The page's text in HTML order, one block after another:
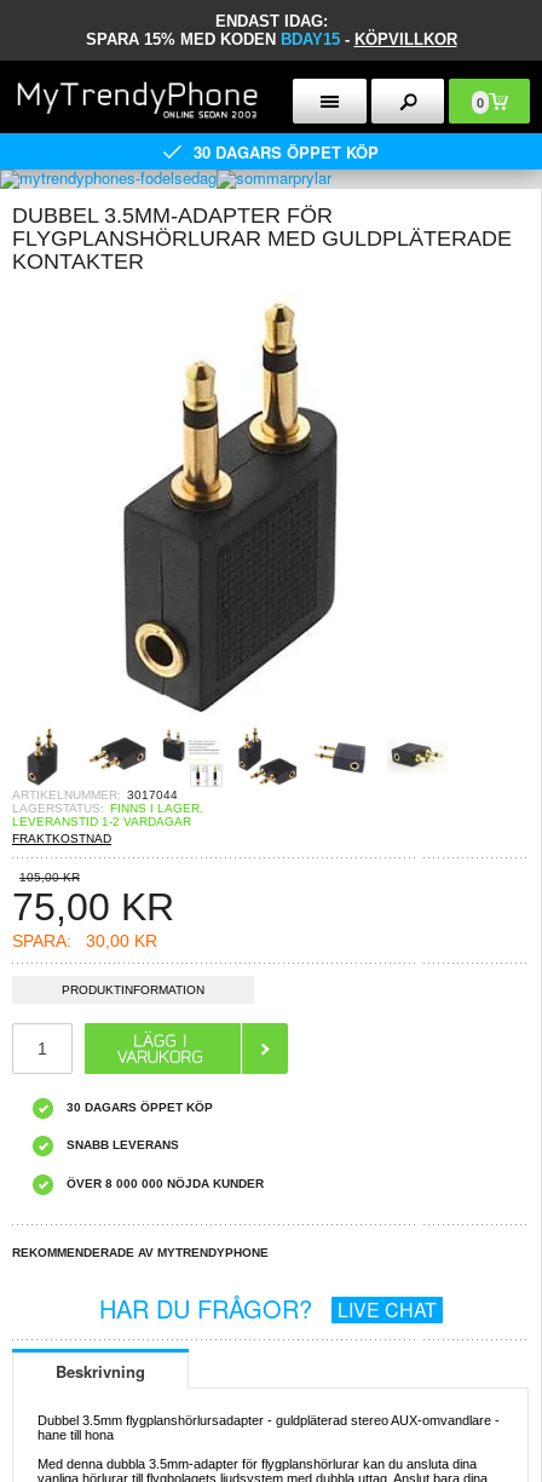
ENDAST IDAG:
SPARA 15% MED KODEN BDAY15 - KÖPVILLKOR
0
30 DAGARS ÖPPET KÖP
DUBBEL 3.5MM-ADAPTER FÖR
FLYGPLANSHÖRLURAR MED GULDPLÄTERADE
KONTAKTER
ARTIKELNUMMER: 3017044
LAGERSTATUS: FINNS I LAGER.
LEVERANSTID 1-2 VARDAGAR
FRAKTKOSTNAD
105,00 KR
75,00 KR
SPARA: 30,00 KR
PRODUKTINFORMATION
30 DAGARS ÖPPET KÖP
SNABB LEVERANS
ÖVER 8 000 000 NÖJDA KUNDER
REKOMMENDERADE AV MYTRENDYPHONE
HAR DU FRÅGOR? LIVE CHAT
Beskrivning
Dubbel 3.5mm flygplanshörlursadapter - guldpläterad stereo AUX-omvandlare -
hane till hona
Med denna dubbla 3.5mm-adapter för flygplanshörlurar kan du ansluta dina
vanliga hörlurar till flygbolagets ljudsystem med dubbla uttag. Anslut bara dina